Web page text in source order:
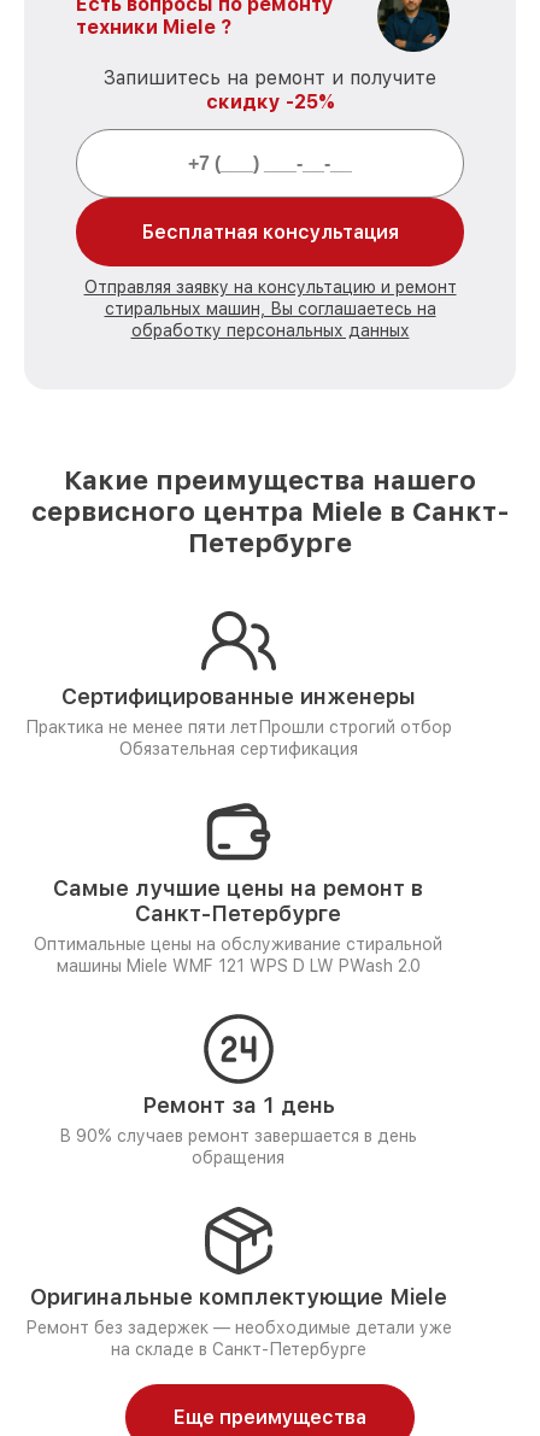
техники Miele ?
Запишитесь на ремонт и получите
скидку -25%
Бесплатная консультация
Отправляя заявку на консультацию и ремонт
стиральных машин, Вы соглашаетесь на
обработку персональных данных
Какие преимущества нашего
сервисного центра Miele в Санкт-
Петербурге
Сертифицированные инженеры
Практика не менее пяти лет Прошли строгий отбор
Обязательная сертификация
Самые лучшие цены на ремонт в
Санкт-Петербурге
Оптимальные цены на обслуживание стиральной
машины Miele WMF 121 WPS D LW PWash 2.0
Ремонт за 1 день
В 90% случаев ремонт завершается в день
обращения
Оригинальные комплектующие Miele
Ремонт без задержек — необходимые детали уже
на складе в Санкт-Петербурге
Еще преимущества